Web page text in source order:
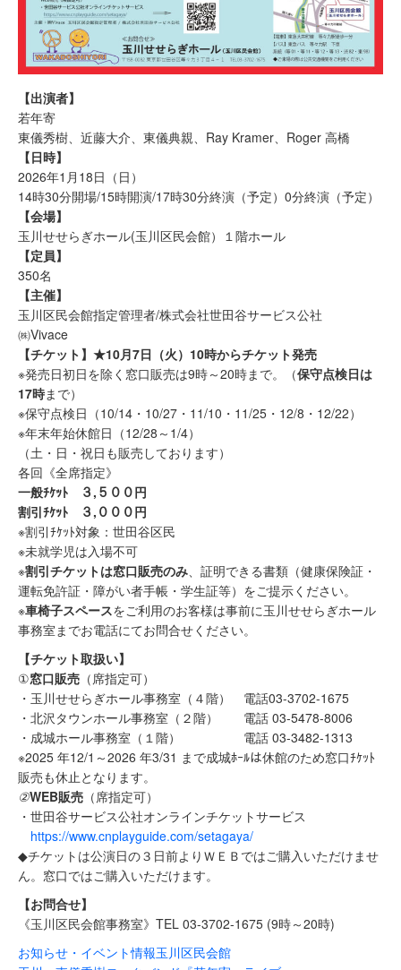
【出演者】
若年寄
東儀秀樹、近藤大介、東儀典親、Ray Kramer、Roger 高橋
【日時】
2026年1月18日（日）
14時30分開場/15時開演/17時30分終演（予定）0分終演（予定）
【会場】
玉川せせらぎホール(玉川区民会館）１階ホール
【定員】
350名
【主催】
玉川区民会館指定管理者/株式会社世田谷サービス公社
㈱Vivace
【チケット】 ★10月7日（火）10時からチケット発売
※発売日初日を除く窓口販売は9時～20時まで。（保守点検日は
17時まで）
※保守点検日（10/14・10/27・11/10・11/25・12/8・12/22）
※年末年始休館日（12/28～1/4）
（土・日・祝日も販売しております）
各回《全席指定》
一般ﾁｹｯﾄ ３,５００円
割引ﾁｹｯﾄ ３,０００円
※割引ﾁｹｯﾄ対象：世田谷区民
※未就学児は入場不可
※割引チケットは窓口販売のみ、証明できる書類（健康保険証・
運転免許証・障がい者手帳・学生証等）をご提示ください。
※車椅子スペースをご利用のお客様は事前に玉川せせらぎホール
事務室までお電話にてお問合せください。
【チケット取扱い】
①窓口販売 （席指定可）
・玉川せせらぎホール事務室（４階） 電話03-3702-1675
・北沢タウンホール事務室（２階） 電話 03-5478-8006
・成城ホール事務室（１階） 電話 03-3482-1313
※2025 年12/1～2026 年3/31 まで成城ﾎｰﾙは休館のため窓口ﾁｹｯﾄ
販売も休止となります。
②WEB販売 （席指定可）
・世田谷サービス公社オンラインチケットサービス
https://www.cnplayguide.com/setagaya/
◆チケットは公演日の３日前よりＷＥＢではご購入いただけませ
ん。窓口ではご購入いただけます。
【お問合せ】
《玉川区民会館事務室》TEL 03-3702-1675 (9時～20時)
お知らせ・イベント情報玉川区民会館